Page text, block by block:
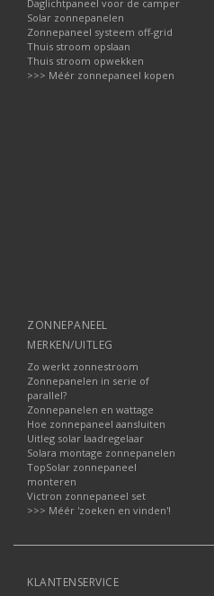
Daglichtpaneel voor de camper
Solar zonnepanelen
Zonnepaneel systeem off-grid
Thuis stroom opslaan
Thuis stroom opwekken
>>> Méér zonnepaneel kopen
ZONNEPANEEL
MERKEN/UITLEG
Zo werkt zonnestroom
Zonnepanelen in serie of
parallel?
Zonnepanelen en wattage
Hoe zonnepaneel aansluiten
Uitleg solar laadregelaar
Solara montage zonnepanelen
TopSolar zonnepaneel
monteren
Victron zonnepaneel set
>>> Méér 'zoeken en vinden'!
KLANTENSERVICE